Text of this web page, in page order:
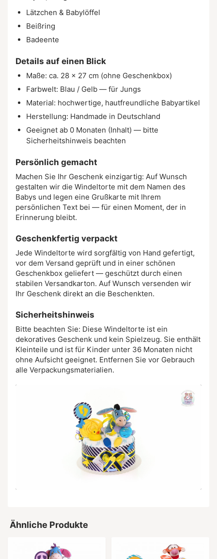
Lätzchen & Babylöffel
Beißring
Badeente
Details auf einen Blick
Maße: ca. 28 × 27 cm (ohne Geschenkbox)
Farbwelt: Blau / Gelb — für Jungs
Material: hochwertige, hautfreundliche Babyartikel
Herstellung: Handmade in Deutschland
Geeignet ab 0 Monaten (Inhalt) — bitte
Sicherheitshinweis beachten
Persönlich gemacht
Machen Sie Ihr Geschenk einzigartig: Auf Wunsch
gestalten wir die Windeltorte mit dem Namen des
Babys und legen eine Grußkarte mit Ihrem
persönlichen Text bei — für einen Moment, der in
Erinnerung bleibt.
Geschenkfertig verpackt
Jede Windeltorte wird sorgfältig von Hand gefertigt,
vor dem Versand geprüft und in einer schönen
Geschenkbox geliefert — geschützt durch einen
stabilen Versandkarton. Auf Wunsch versenden wir
Ihr Geschenk direkt an die Beschenkten.
Sicherheitshinweis
Bitte beachten Sie: Diese Windeltorte ist ein
dekoratives Geschenk und kein Spielzeug. Sie enthält
Kleinteile und ist für Kinder unter 36 Monaten nicht
ohne Aufsicht geeignet. Entfernen Sie vor Gebrauch
alle Verpackungsmaterialien.
Ähnliche Produkte